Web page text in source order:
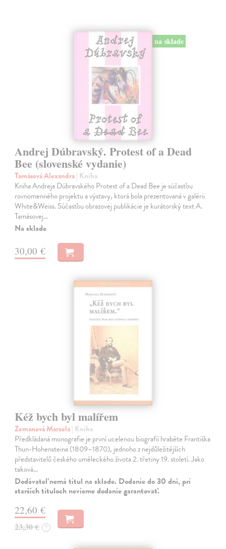
na sklade
Andrej Dúbravský. Protest of a Dead
Bee (slovenské vydanie)
Tamásová Alexandra| Kniha
Kniha Andreja Dúbravského Protest of a Dead Bee je súčasťou
rovnomenného projektu a výstavy, ktorá bola prezentovaná v galérii
White&Weiss. Súčasťou obrazovej publikácie je kurátorský text A.
Tamásovej…
Na sklade
30,00 €
Kéž bych byl malířem
Zemanová Marcela| Kniha
Předkládaná monografie je první ucelenou biografií hraběte Františka
Thun-Hohensteina (1809–1870), jednoho z nejdůležitějších
představitelů českého uměleckého života 2. třetiny 19. století. Jako
taková…
Dodávateľ nemá titul na sklade. Dodanie do 30 dní, pri
starších tituloch nevieme dodanie garantovať.
22,60 €
23,30 € ?